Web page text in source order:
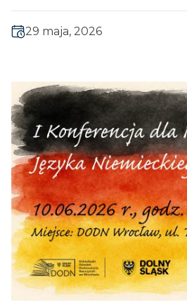
29 maja, 2026